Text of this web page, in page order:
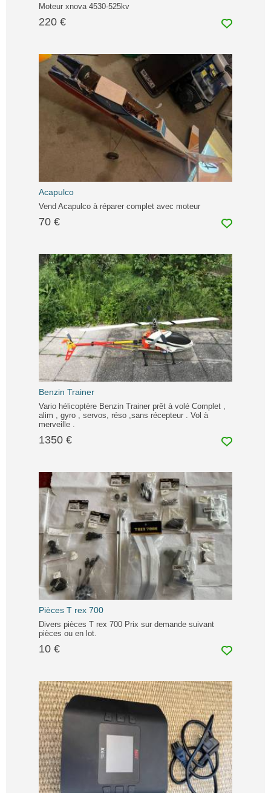
Moteur xnova 4530-525kv
220 €
Acapulco
Vend Acapulco à réparer complet avec moteur
70 €
Benzin Trainer
Vario hélicoptère Benzin Trainer prêt à volé Complet ,
alim , gyro , servos, réso ,sans récepteur . Vol à
merveille .
1350 €
Pièces T rex 700
Divers pièces T rex 700 Prix sur demande suivant
pièces ou en lot.
10 €